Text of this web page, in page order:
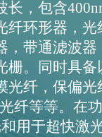
，包含
纤环形器，
，带通滤波
栅。同时具
光纤，保偏光
纤等等。在
用于超快激